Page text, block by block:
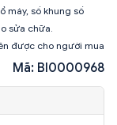
máy, số khung số
sửa chữa.
được cho người mua
Mã: BI0000968